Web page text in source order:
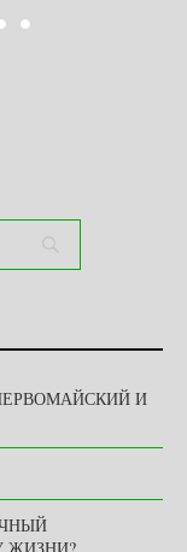
И
ЖИЗНИ?